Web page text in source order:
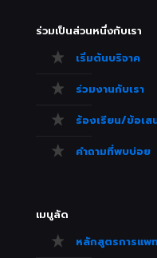
ร่วมเป็นส่วนหนึ่งกับเรา
เริ่มต้นบริจาค
ร่วมงานกับเรา
ร้องเรียน/ข้อเส
คำถามที่พบบ่อย
เมนูลัด
หลักสูตรการแพ